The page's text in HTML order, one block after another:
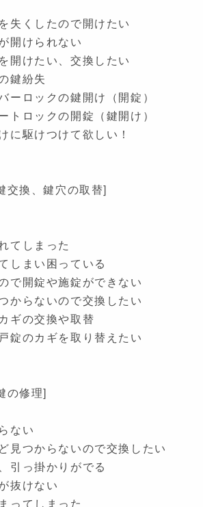
失くしたので開けたい
開けられない
開けたい、交換したい
鍵紛失
ーロックの鍵開け（開錠）
トロックの開錠（鍵開け）
に駆けつけて欲しい！
交換、鍵穴の取替]
てしまった
しまい困っている
で開錠や施錠ができない
からないので交換したい
ギの交換や取替
錠のカギを取り替えたい
の修理]
ない
見つからないので交換したい
引っ掛かりがでる
抜けない
ってしまった